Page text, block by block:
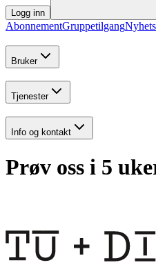
Logg inn
AbonnementGruppetilgang
Bruker
Tjenester
Info og kontakt
Prøv oss i 5